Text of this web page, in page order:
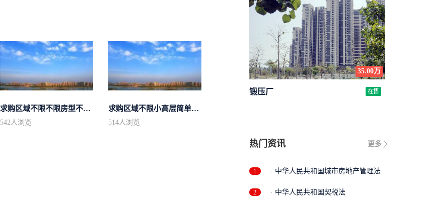
求购区域不限不限房型不限两室一厅简...
542人浏览
求购区域不限小高层简单装修
514人浏览
35.00万
锻压厂 在售
更多
热门资讯
1 · 中华人民共和国城市房地产管理法
2 · 中华人民共和国契税法